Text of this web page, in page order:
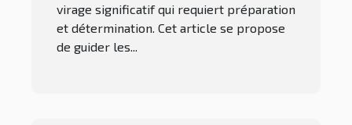
virage significatif qui requiert préparation
et détermination. Cet article se propose
de guider les...